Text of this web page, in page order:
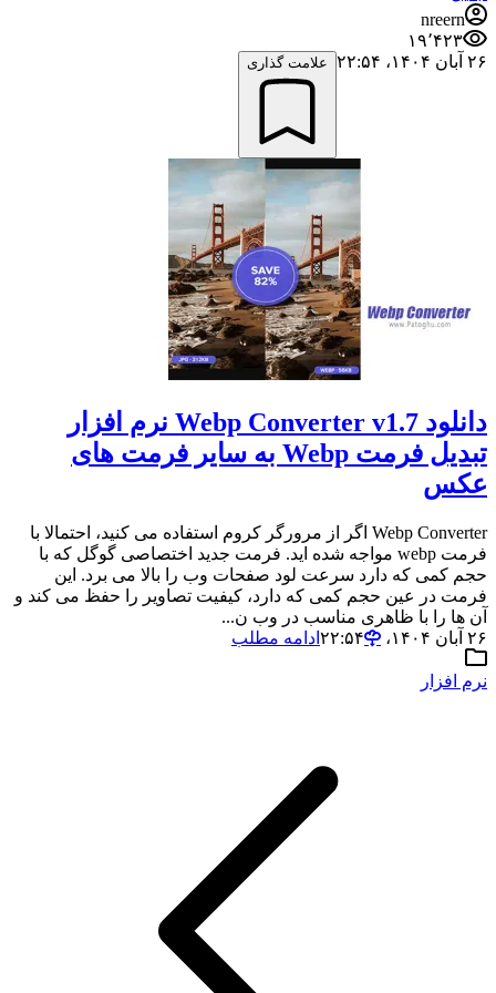
nreern
۱۹٬۴۲۳
۲۶ آبان ۱۴۰۴،‏ ۲۲:۵۴
علامت گذاری
دانلود Webp Converter v1.7 نرم افزار
تبدیل فرمت Webp به سایر فرمت های
عکس
Webp Converter اگر از مرورگر کروم استفاده می کنید، احتمالا با
فرمت webp مواجه شده اید. فرمت جدید اختصاصی گوگل که با
حجم کمی که دارد سرعت لود صفحات وب را بالا می برد. این
فرمت در عین حجم کمی که دارد، کیفیت تصاویر را حفظ می کند و
آن ها را با ظاهری مناسب در وب ن...
۲۶ آبان ۱۴۰۴،‏ ۲۲:۵۴
ادامه مطلب
نرم افزار